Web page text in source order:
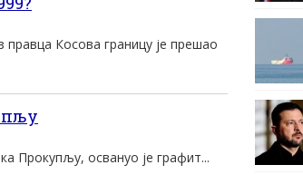
Косова границу је прешао
Прокупљу, освануо је графит...